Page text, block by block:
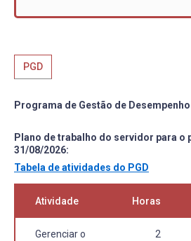
PGD
Programa de Gestão de Desempenho
Plano de trabalho do servidor para o
31/08/2026:
Tabela de atividades do PGD
Atividade Horas
Gerenciar o
2